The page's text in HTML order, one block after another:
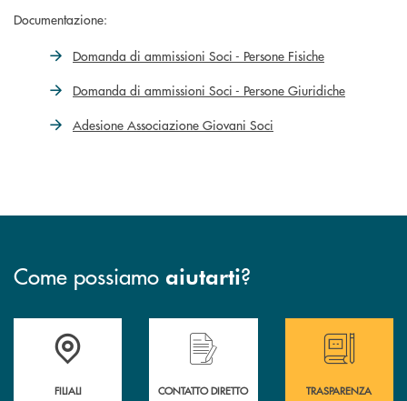
Documentazione:
Domanda di ammissioni Soci - Persone Fisiche
Domanda di ammissioni Soci - Persone Giuridiche
Adesione Associazione Giovani Soci
Come possiamo aiutarti?
Trova la filiale più vicina a te
FILIALI
Hai bisogno di assistenza immediata ?
CONTATTO DIRETTO
Hai bisogno di
TRASPARENZA